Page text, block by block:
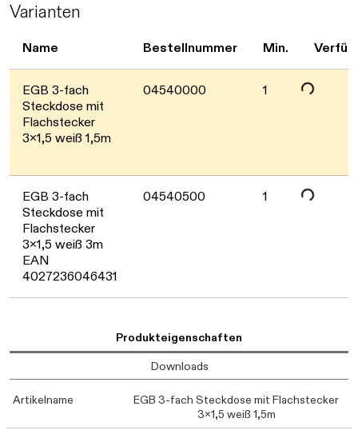
Varianten
Name Bestellnummer Min.
EGB 3-fach
Steckdose mit
Flachstecker
3x1,5 weiß 1,5m
04540000 1
Daten werden geladen. Bitte warten...
EGB 3-fach
Steckdose mit
Flachstecker
3x1,5 weiß 3m
EAN
4027236046431
04540500 1
Daten werden geladen. Bitte warten...
Produkteigenschaften
Downloads
Artikelname
EGB 3-fach Steckdose mit Flachstecker
3x1,5 weiß 1,5m